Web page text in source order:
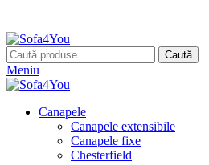
Caută
Meniu
Canapele
Canapele extensibile
Canapele fixe
Chesterfield